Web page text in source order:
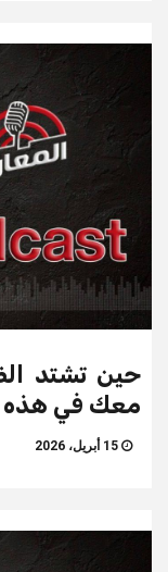
حين تشتد
معك في هذه